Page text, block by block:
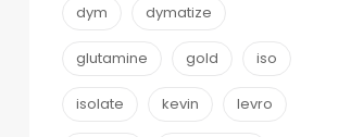
dym dymatize
glutamine gold iso
isolate kevin levro